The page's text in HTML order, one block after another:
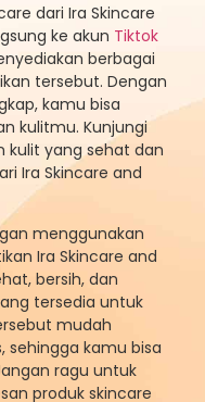
dari Ira Skincare
ke akun Tiktok
berbagai
tersebut. Dengan
kamu bisa
kulitmu. Kunjungi
kulit yang sehat dan
Ira Skincare and
menggunakan
Ira Skincare and
bersih, dan
tersedia untuk
mudah
sehingga kamu bisa
ragu untuk
produk skincare